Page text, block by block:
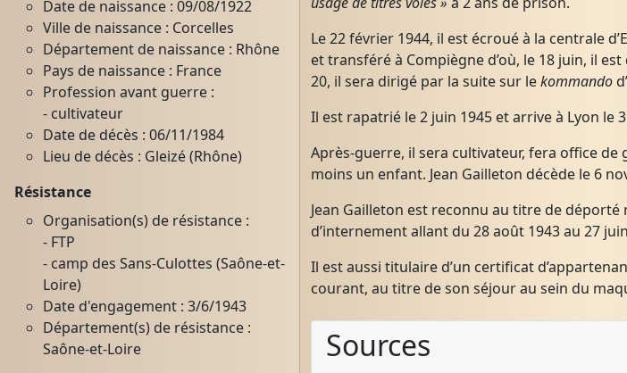
Date de naissance : 09/08/1922
Ville de naissance : Corcelles
Département de naissance : Rhône
Pays de naissance : France
Profession avant guerre :
- cultivateur
Date de décès : 06/11/1984
Lieu de décès : Gleizé (Rhône)
Résistance
Organisation(s) de résistance :
- FTP
- camp des Sans-Culottes (Saône-et-
Loire)
Date d'engagement : 3/6/1943
Département(s) de résistance :
Saône-et-Loire
Le 22 février 1944, il est écroué à la centrale
et transféré à Compiègne d’où, le 18 juin, il
20, il sera dirigé par la suite sur lekommando
Il est rapatrié le 2 juin 1945 et arrive à Lyon le
Après-guerre, il sera cultivateur, fera office de
moins un enfant. Jean Gailleton décède le 6
Jean Gailleton est reconnu au titre de
d’internement allant du 28 août 1943 au 27
Il est aussi titulaire d’un certificat
courant, au titre de son séjour au sein du
Sources